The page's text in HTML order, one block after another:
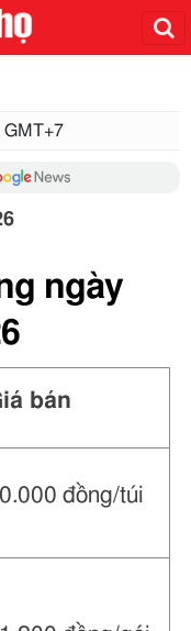
GMT+7
ngày
bán
đồng/túi